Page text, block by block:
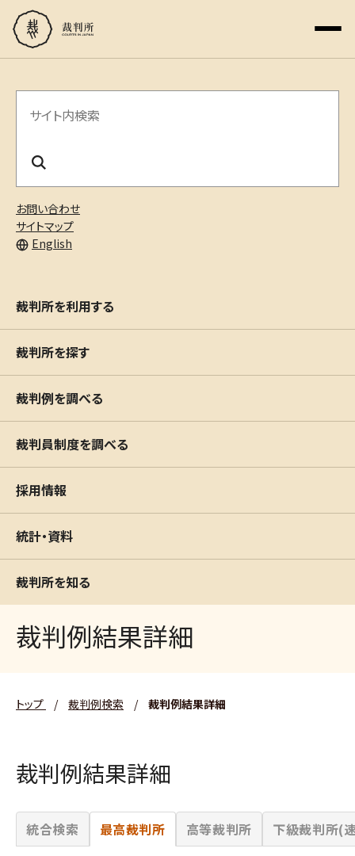
お問い合わせ
サイトマップ
English
サ
内
検
索
裁判所を利用する
裁判所を探す
裁判例を調べる
裁判員制度を調べる
採用情報
統計・資料
裁判所を知る
裁判例結果詳細
トップ / 裁判例検索 / 裁判例結果詳細
裁判例結果詳細
統合検索 最高裁判所 高等裁判所 下級裁判所(